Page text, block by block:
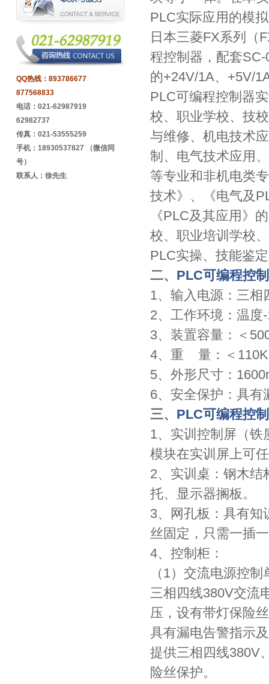
PLC实际应用的模
日本三菱FX系列（
程控制器，配套
的+24V/1A、+5V/
PLC可编程控制器
校、职业学校、技
与维修、机电技术
制、电气技术应用
等专业和非机电类
技术》、《电气及
《PLC及其应用》
校、职业培训学校
PLC实操、技能鉴
二、 PLC可编程控
1、输入电源：三
2、工作环境：温
3、装置容量：＜
4、重 量：＜
5、外形尺寸：
6、安全保护：具有
三、 PLC可编程控
1、实训控制屏（铁
模块在实训屏上可
2、实训桌：钢木结
托、显示器搁板。
3、网孔板：具有知
丝固定，只需一插
4、控制柜：
（1）交流电源控制
三相四线380V交流
压，设有带灯保险
具有漏电告警指示
提供三相四线380V
险丝保护。
QQ热线： 893786677
877568833
电话：021-62987919
62982737
传真：021-53555259
手机：18930537827 （微信同
号）
联系人：徐先生